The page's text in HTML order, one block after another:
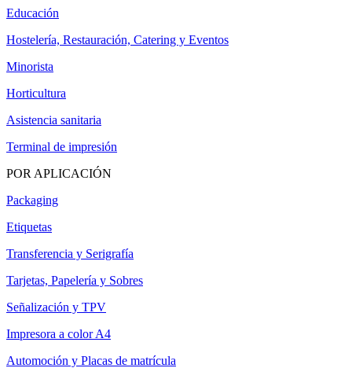
Educación
Hostelería, Restauración, Catering y Eventos
Minorista
Horticultura
Asistencia sanitaria
Terminal de impresión
POR APLICACIÓN
Packaging
Etiquetas
Transferencia y Serigrafía
Tarjetas, Papelería y Sobres
Señalización y TPV
Impresora a color A4
Automoción y Placas de matrícula